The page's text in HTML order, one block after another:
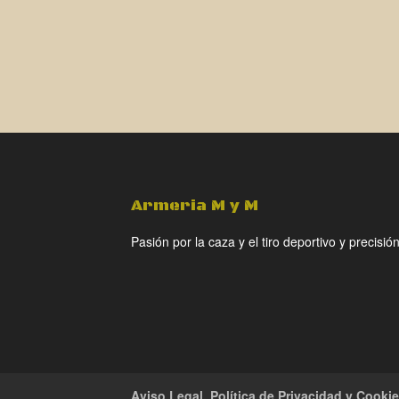
Armeria M y M
Pasión por la caza y el tiro deportivo y